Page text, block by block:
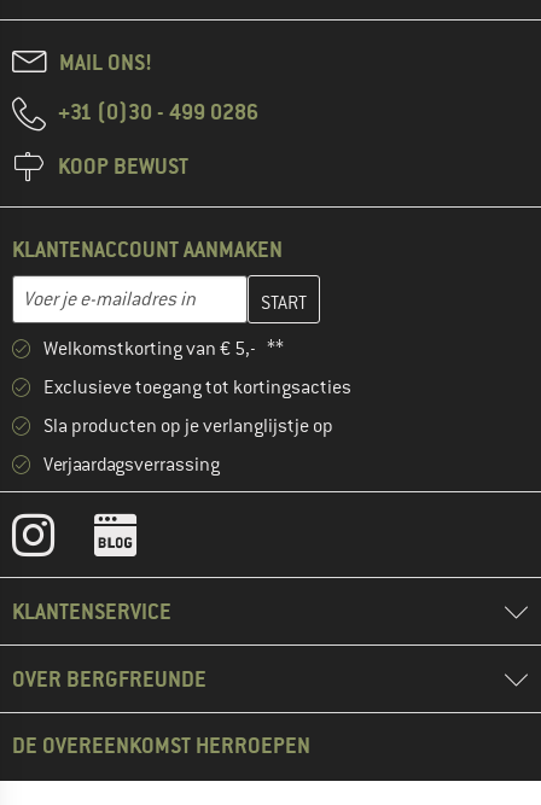
MAIL ONS!
+31 (0)30 - 499 0286
KOOP BEWUST
KLANTENACCOUNT AANMAKEN
E-mailadres
Vul je e-mailadres hier in en maak in de volgende stap je
Welkomstkorting van € 5,- **
Exclusieve toegang tot kortingsacties
Sla producten op je verlanglijstje op
Verjaardagsverrassing
KLANTENSERVICE
OVER BERGFREUNDE
DE OVEREENKOMST HERROEPEN